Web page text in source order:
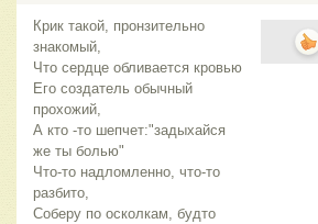
Крик такой, пронзительно
знакомый,
Что сердце обливается кровью
Его создатель обычный
прохожий,
А кто -то шепчет:"задыхайся
же ты болью"
Что-то надломленно, что-то
разбито,
Соберу по осколкам, будто